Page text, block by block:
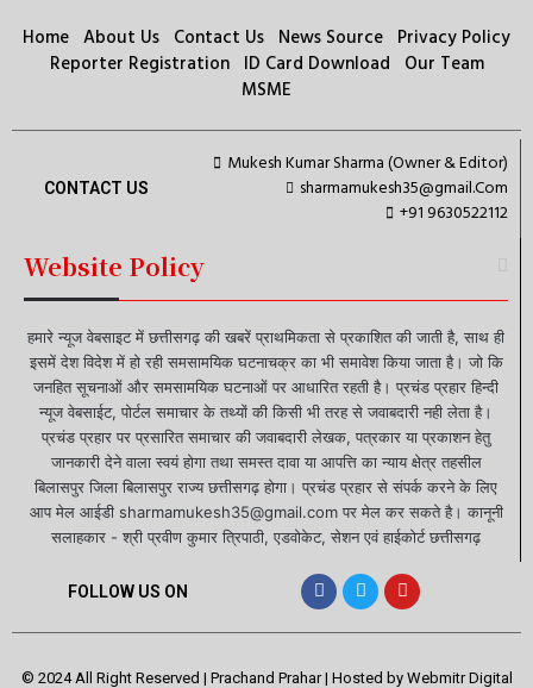
Home About Us Contact Us News Source Privacy Policy
Reporter Registration ID Card Download Our Team
MSME
CONTACT US
Mukesh Kumar Sharma (Owner & Editor)
sharmamukesh35@gmail.Com
+91 9630522112
Website Policy
हमारे न्यूज वेबसाइट में छत्तीसगढ़ की खबरें प्राथमिकता से प्रकाशित की जाती है, साथ ही
इसमें देश विदेश में हो रही समसामयिक घटनाचक्र का भी समावेश किया जाता है। जो कि
जनहित सूचनाओं और समसामयिक घटनाओं पर आधारित रहती है। प्रचंड प्रहार हिन्दी
न्यूज वेबसाईट, पोर्टल समाचार के तथ्यों की किसी भी तरह से जवाबदारी नही लेता है।
प्रचंड प्रहार पर प्रसारित समाचार की जवाबदारी लेखक, पत्रकार या प्रकाशन हेतु
जानकारी देने वाला स्वयं होगा तथा समस्त दावा या आपत्ति का न्याय क्षेत्र तहसील
बिलासपुर जिला बिलासपुर राज्य छत्तीसगढ़ होगा। प्रचंड प्रहार से संपर्क करने के लिए
आप मेल आईडी sharmamukesh35@gmail.com पर मेल कर सकते है। कानूनी
सलाहकार - श्री प्रवीण कुमार त्रिपाठी, एडवोकेट, सेशन एवं हाईकोर्ट छत्तीसगढ़
FOLLOW US ON
© 2024 All Right Reserved | Prachand Prahar | Hosted by Webmitr Digital